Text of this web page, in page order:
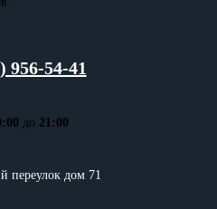
956-54-41
до 21:00
переулок дом 71